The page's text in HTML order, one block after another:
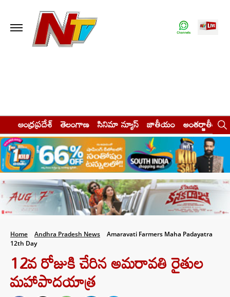
ఆంధ్రప్రదేశ్ తెలంగాణ సినిమా న్యూస్ జాతీయం అంతర్జాతీయం
Home Andhra Pradesh News
Amaravati Farmers Maha Padayatra
12th Day
12వ రోజుకి చేరిన అమరావతి రైతుల
మహాపాదయాత్ర